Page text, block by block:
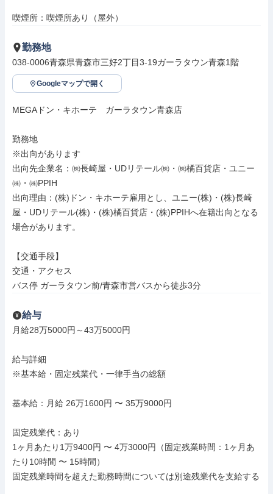
喫煙所：喫煙所あり（屋外）
勤務地
038-0006青森県青森市三好2丁目3-19ガーラタウン青森1階
Googleマップで開く
MEGAドン・キホーテ　ガーラタウン青森店
勤務地
※出向があります
出向先企業名：㈱長崎屋・UDリテール㈱・㈱橘百貨店・ユニー
㈱・㈱PPIH
出向理由：(株)ドン・キホーテ雇用とし、ユニー(株)・(株)長崎
屋・UDリテール(株)・(株)橘百貨店・(株)PPIHへ在籍出向となる
場合があります。
【交通手段】
交通・アクセス
バス停 ガーラタウン前/青森市営バスから徒歩3分
給与
月給28万5000円～43万5000円
給与詳細
※基本給・固定残業代・一律手当の総額
基本給：月給 26万1600円 〜 35万9000円
固定残業代：あり
1ヶ月あたり1万9400円 〜 4万3000円（固定残業時間：1ヶ月あ
たり10時間 〜 15時間）
固定残業時間を超えた勤務時間については別途残業代を支給する